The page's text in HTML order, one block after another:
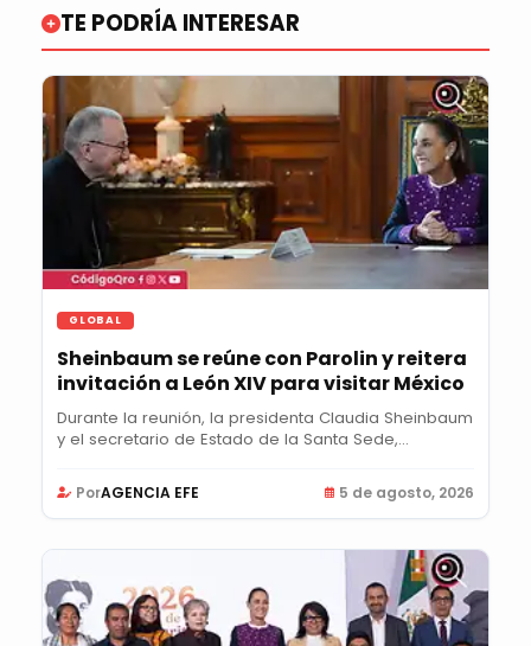
TE PODRÍA INTERESAR
GLOBAL
Sheinbaum se reúne con Parolin y reitera
invitación a León XIV para visitar México
Durante la reunión, la presidenta Claudia Sheinbaum
y el secretario de Estado de la Santa Sede,...
PorAGENCIA EFE 5 de agosto, 2026